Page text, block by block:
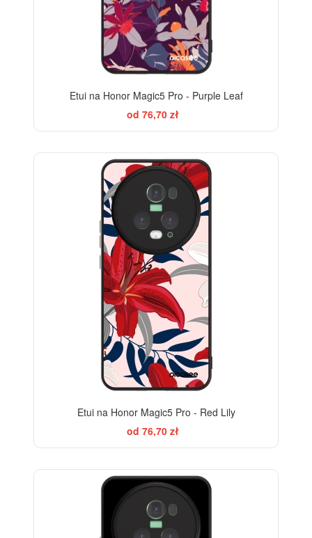
Etui na Honor Magic5 Pro - Purple Leaf
od 76,70 zł
Etui na Honor Magic5 Pro - Red Lily
od 76,70 zł